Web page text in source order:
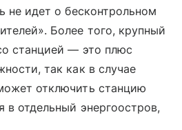
не идет о бесконтрольном
Более того, крупный
станцией — это плюс
так как в случае
отключить станцию
в отдельный энергоостров,